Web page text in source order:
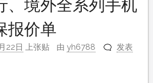
、境外全系列手机
报价单
22日 上张贴 由yh6788
发表